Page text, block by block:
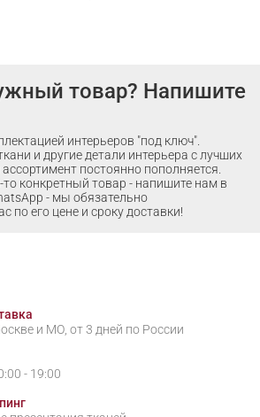
товар? Напишите
интерьеров "под ключ".
и другие детали интерьера с лучших
постоянно пополняется.
конкретный товар - напишите нам в
- мы обязательно
по его цене и сроку доставки!
и МО, от 3 дней по России
- 19:00